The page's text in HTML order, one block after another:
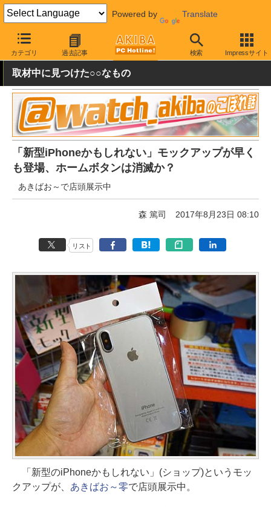
Powered by Translate
カテゴリ 過去記事 検索 Impressサイト
AKIBA PC Hotline! モバイル スマートフォン その他
取材中に見つけた○○なもの
「新型iPhoneかもしれない」モックアップが早く
も登場、ホームボタンは消滅か？
あきばお～で店頭展示中
森 篤司 2017年8月23日 08:10
リスト
「新型のiPhoneかもしれない」(ショップ)というモッ
クアップが、 あきばお～零で店頭展示中。